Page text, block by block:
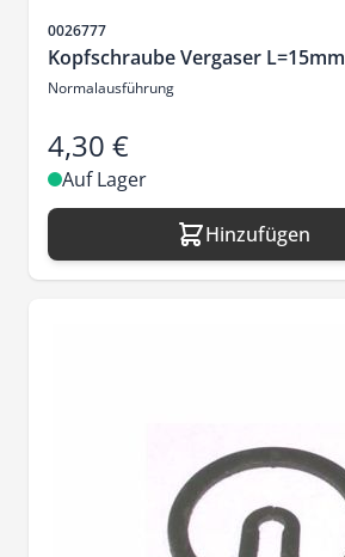
Artikelnr.
0026777
Kopfschraube Vergaser L=15mm
Normalausführung
4,30 €
Auf Lager
Hinzufügen